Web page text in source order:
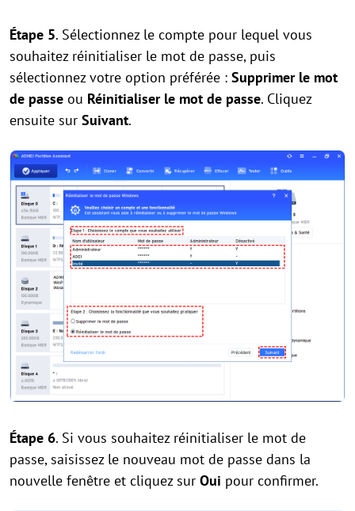
Étape 5. Sélectionnez le compte pour lequel vous
souhaitez réinitialiser le mot de passe, puis
sélectionnez votre option préférée : Supprimer le mot
de passe ou Réinitialiser le mot de passe. Cliquez
ensuite sur Suivant.
Étape 6. Si vous souhaitez réinitialiser le mot de
passe, saisissez le nouveau mot de passe dans la
nouvelle fenêtre et cliquez sur Oui pour confirmer.